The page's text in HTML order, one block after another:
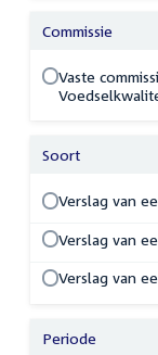
Commissie
Vaste
Soort
Verslag van
Verslag van
Verslag van
Periode